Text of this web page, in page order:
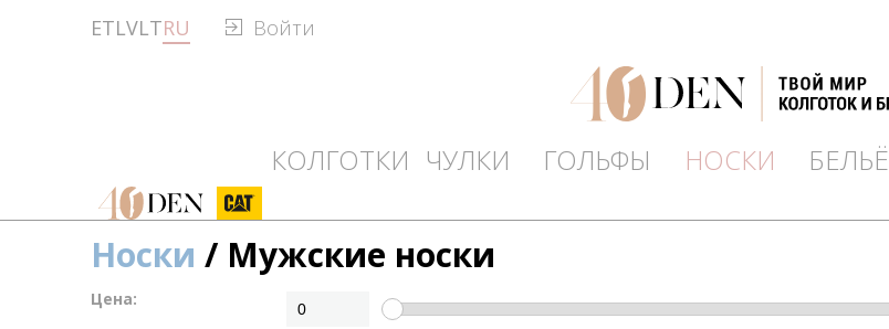
ETLVLTRU Войти
КОЛГОТКИ ЧУЛКИ ГОЛЬФЫ НОСКИ БЕЛЬЁ
40den
Носки / Мужские носки
Цена: